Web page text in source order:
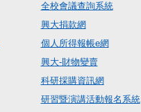
全校會議查詢系統
興大捐款網
個人所得報帳e網
興大-財物變賣
科研採購資訊網
研習暨演講活動報名系統